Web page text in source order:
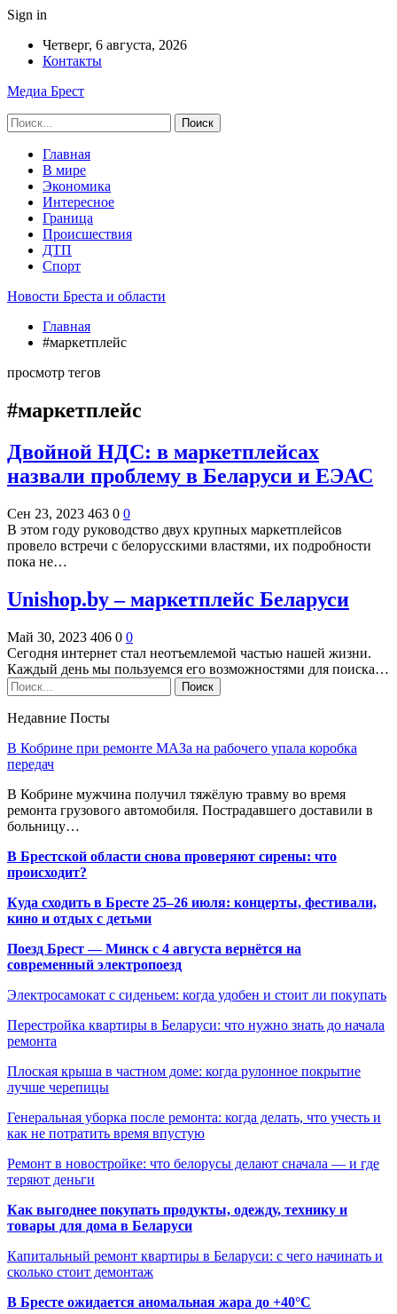
Sign in
Четверг, 6 августа, 2026
Контакты
Медиа Брест
Главная
В мире
Экономика
Интересное
Граница
Происшествия
ДТП
Спорт
Новости Бреста и области
Главная
#маркетплейс
просмотр тегов
#маркетплейс
Двойной НДС: в маркетплейсах
назвали проблему в Беларуси и ЕЭАС
Сен 23, 2023 463 0 0
В этом году руководство двух крупных маркетплейсов
провело встречи с белорусскими властями, их подробности
пока не…
Unishop.by – маркетплейс Беларуси
Май 30, 2023 406 0 0
Сегодня интернет стал неотъемлемой частью нашей жизни.
Каждый день мы пользуемся его возможностями для поиска…
Недавние Посты
В Кобрине при ремонте МАЗа на рабочего упала коробка
передач
В Кобрине мужчина получил тяжёлую травму во время
ремонта грузового автомобиля. Пострадавшего доставили в
больницу…
В Брестской области снова проверяют сирены: что
происходит?
Куда сходить в Бресте 25–26 июля: концерты, фестивали,
кино и отдых с детьми
Поезд Брест — Минск с 4 августа вернётся на
современный электропоезд
Электросамокат с сиденьем: когда удобен и стоит ли покупать
Перестройка квартиры в Беларуси: что нужно знать до начала
ремонта
Плоская крыша в частном доме: когда рулонное покрытие
лучше черепицы
Генеральная уборка после ремонта: когда делать, что учесть и
как не потратить время впустую
Ремонт в новостройке: что белорусы делают сначала — и где
теряют деньги
Как выгоднее покупать продукты, одежду, технику и
товары для дома в Беларуси
Капитальный ремонт квартиры в Беларуси: с чего начинать и
сколько стоит демонтаж
В Бресте ожидается аномальная жара до +40°C